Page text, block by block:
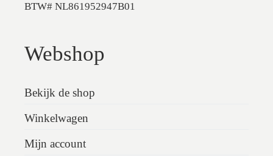
BTW# NL861952947B01
Webshop
Bekijk de shop
Winkelwagen
Mijn account